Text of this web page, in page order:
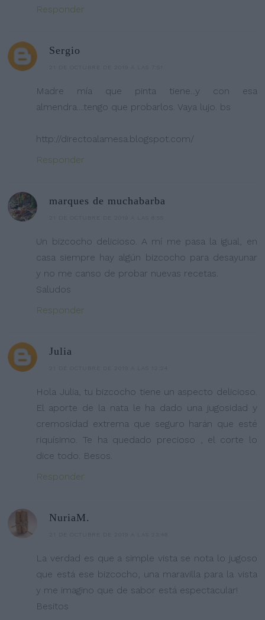
Responder
Sergio
Madre mía que pinta tiene...y con esa
almendra....tengo que probarlos. Vaya lujo. bs
http://directoalamesa.blogspot.com/
Responder
marques de muchabarba
Un bizcocho delicioso. A mí me pasa la igual, en
casa siempre hay algún bizcocho para desayunar
y no me canso de probar nuevas recetas.
Saludos
Responder
Julia
Hola Julia, tu bizcocho tiene un aspecto delicioso.
El aporte de la nata le ha dado una jugosidad y
cremosidad extrema que seguro harán que esté
riquísimo. Te ha quedado precioso , el corte lo
dice todo. Besos.
Responder
NuriaM.
La verdad es que a simple vista se nota lo jugoso
que está ese bizcocho, una maravilla para la vista
y me imagino que de sabor está espectacular!
Besitos